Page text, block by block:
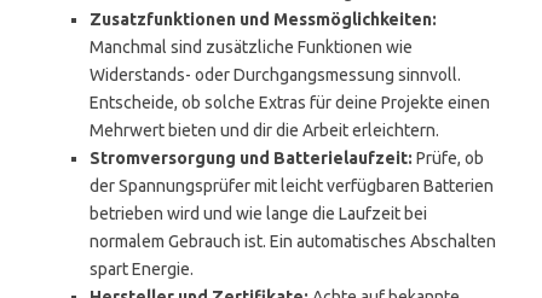
Zusatzfunktionen und Messmöglichkeiten:
Manchmal sind zusätzliche Funktionen wie
Widerstands- oder Durchgangsmessung sinnvoll.
Entscheide, ob solche Extras für deine Projekte einen
Mehrwert bieten und dir die Arbeit erleichtern.
Stromversorgung und Batterielaufzeit: Prüfe, ob
der Spannungsprüfer mit leicht verfügbaren Batterien
betrieben wird und wie lange die Laufzeit bei
normalem Gebrauch ist. Ein automatisches Abschalten
spart Energie.